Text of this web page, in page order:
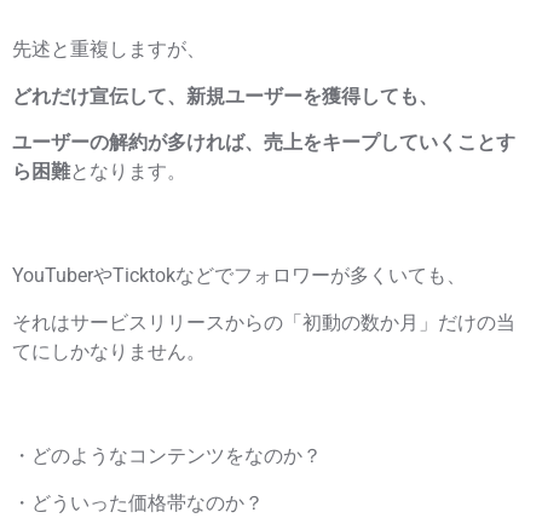
先述と重複しますが、
どれだけ宣伝して、新規ユーザーを獲得しても、
ユーザーの解約が多ければ、売上をキープしていくことす
ら困難となります。
YouTuberやTicktokなどでフォロワーが多くいても、
それはサービスリリースからの「初動の数か月」だけの当
てにしかなりません。
・どのようなコンテンツをなのか？
・どういった価格帯なのか？